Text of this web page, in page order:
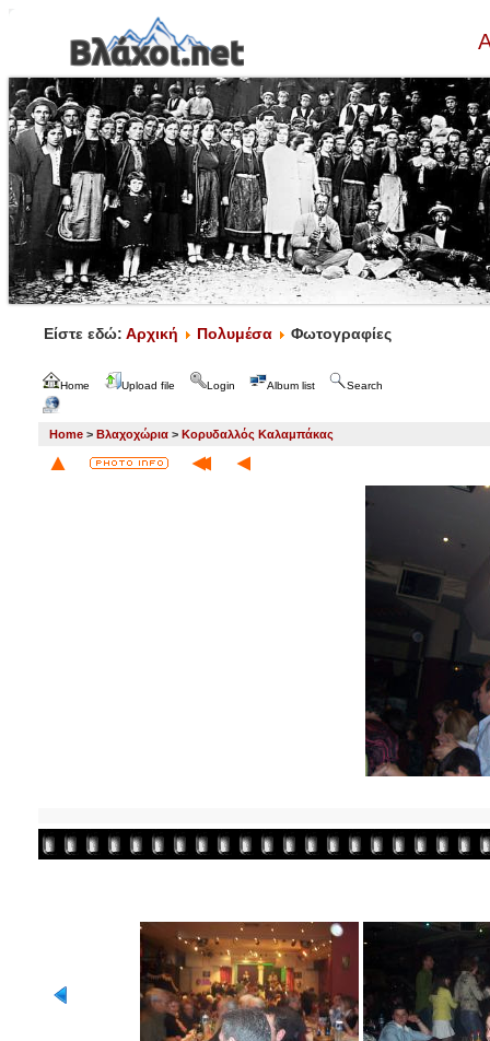
Είστε εδώ: Αρχική Πολυμέσα Φωτογραφίες
Home Upload file Login Album list Search
Home > Βλαχοχώρια > Κορυδαλλός Καλαμπάκας